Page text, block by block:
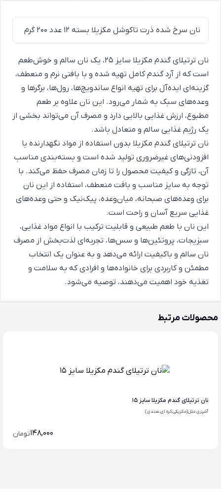
نان سرخ شده ذرت تاکوشل مکزیلا بسته 12 عدد 200 گرم
نان ترتیلای گندم مکزیلا سایز 25، یک نان سالم و خوش‌طعم
است که از آرد گندم کامل تهیه شده و با بافتی نرم و منعطف،
گزینه‌ای ایده‌آل برای تهیه انواع ساندویچ‌ها، رول‌ها، برگرها و
وعده‌های سبک به شمار می‌رود. این نان علاوه بر طعم
مطبوع، ارزش غذایی بالایی دارد و مصرف آن می‌تواند بخشی از
یک رژیم غذایی سالم و متعادل باشد.
نان ترتیلای گندم مکزیلا بدون استفاده از مواد نگهدارنده یا
افزودنی‌های غیرضروری تولید شده است و بسته‌بندی مناسب
آن، تازگی و کیفیت محصول را تا زمان مصرف حفظ می‌کند. با
توجه به سایز مناسب و بافت منعطف، استفاده از این نان
برای وعده‌های صبحانه، میان‌وعده، پیک‌نیک و حتی وعده‌های
غذایی سریع آسان و راحت است.
این نان با طعم طبیعی و قابلیت ترکیب با انواع مواد غذایی،
سبزیجات، پروتئین‌ها و سس‌ها، تجربه‌ای لذت‌بخش از مصرف
نان سالم و باکیفیت ارائه می‌دهد و به عنوان یک انتخاب
مطمئن و کاربردی برای خانواده‌ها و افرادی که به سلامت و
تغذیه خود اهمیت می‌دهند، توصیه می‌شود.
محصولات مرتبط
نان ترتیلای گندم مکزیلا سایز 15
آشپزی ملل(مکزیکی،کره ای،هندی)
148,000تومان